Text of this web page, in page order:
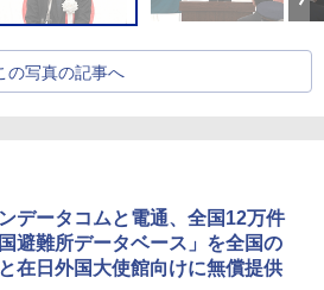
の写真の記事へ
データコムと電通、全国12万件
避難所データベース」を全国の
在日外国大使館向けに無償提供